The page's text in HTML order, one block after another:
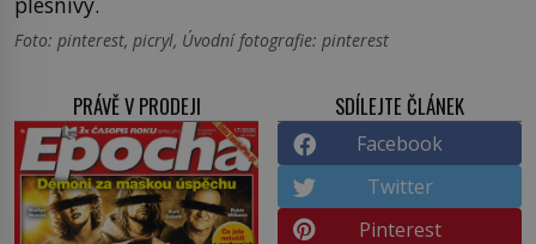
Foto: pinterest, picryl, Úvodní fotografie: pinterest
PRÁVĚ V PRODEJI SDÍLEJTE ČLÁNEK
Facebook
Twitter
Pinterest